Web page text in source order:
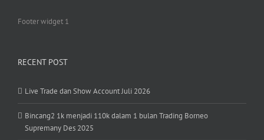
Footer widget 1
RECENT POST
Live Trade dan Show Account Juli 2026
Bincang2 1k menjadi 110k dalam 1 bulan Trading Borneo
Supremany Des 2025